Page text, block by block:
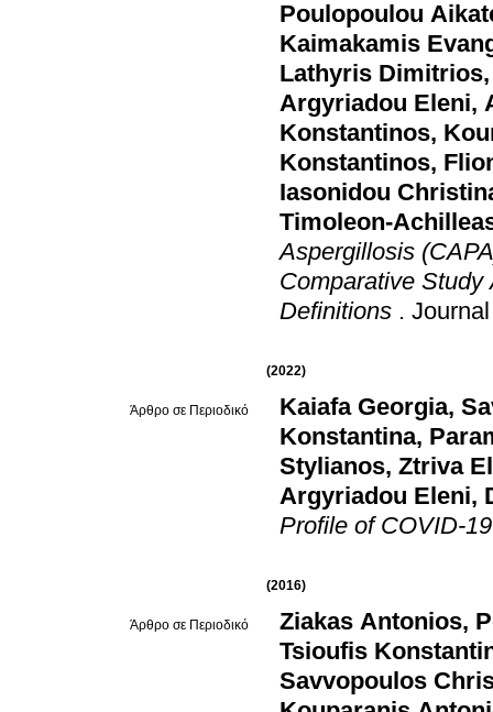
Poulopoulou
Kaimakamis
Lathyris Dimitrios
Argyriadou Eleni,
Konstantinos,
Konstantinos,
Iasonidou
Timoleon-
Aspergillosis
Comparative Study
Definitions .
(2022)
Άρθρο σε Περιοδικό Kaiafa Georgia,
Konstantina,
Stylianos, Ztriva
Argyriadou Eleni,
Profile of COVID-
(2016)
Άρθρο σε Περιοδικό Ziakas Antonios,
Tsioufis
Savvopoulos